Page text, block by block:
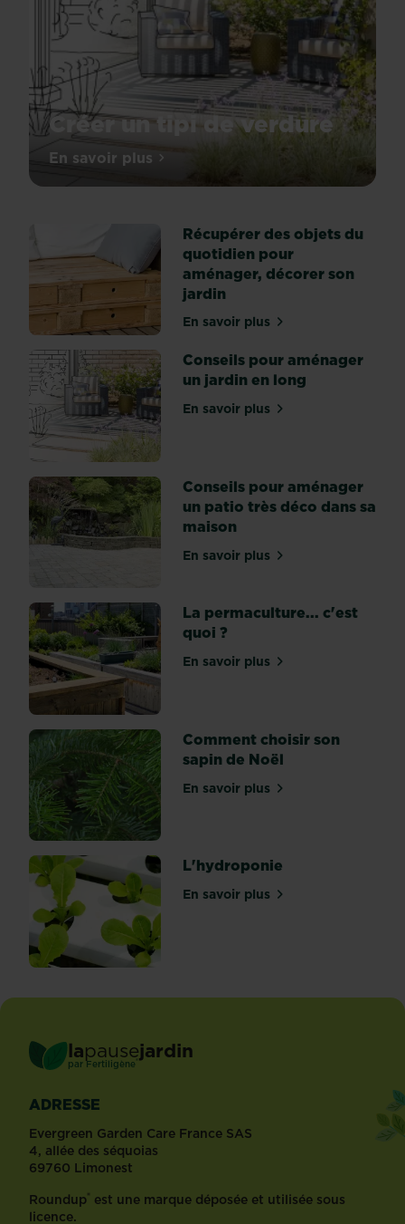
Créer un tipi de verdure
Les
le
jardin,
défouler,
se
cacher
et
laisser
libre
cours
leur
imagination.
Installez-
leur
ou
tipi,
et
ils
seront
tout
simplement
aux
anges
!
Très...
En savoir plussur Créer un tipi de verdure
Récupérer des objets du
quotidien pour
aménager, décorer son
jardin
En savoir plussur Récupérer des objets
Conseils pour aménager
un jardin en long
En savoir plussur Conseils pour
Conseils pour aménager
un patio très déco dans sa
maison
En savoir plussur Conseils pour
La permaculture... c'est
quoi ?
En savoir plussur La permaculture...
Comment choisir son
sapin de Noël
En savoir plussur Comment choisir son
L'hydroponie
En savoir plussur L'hydroponie
lapausejardin
par Fertiligène ®
ADRESSE
Evergreen Garden Care France SAS
4, allée des séquoias
69760 Limonest
Roundup® est une marque déposée et utilisée sous
licence.